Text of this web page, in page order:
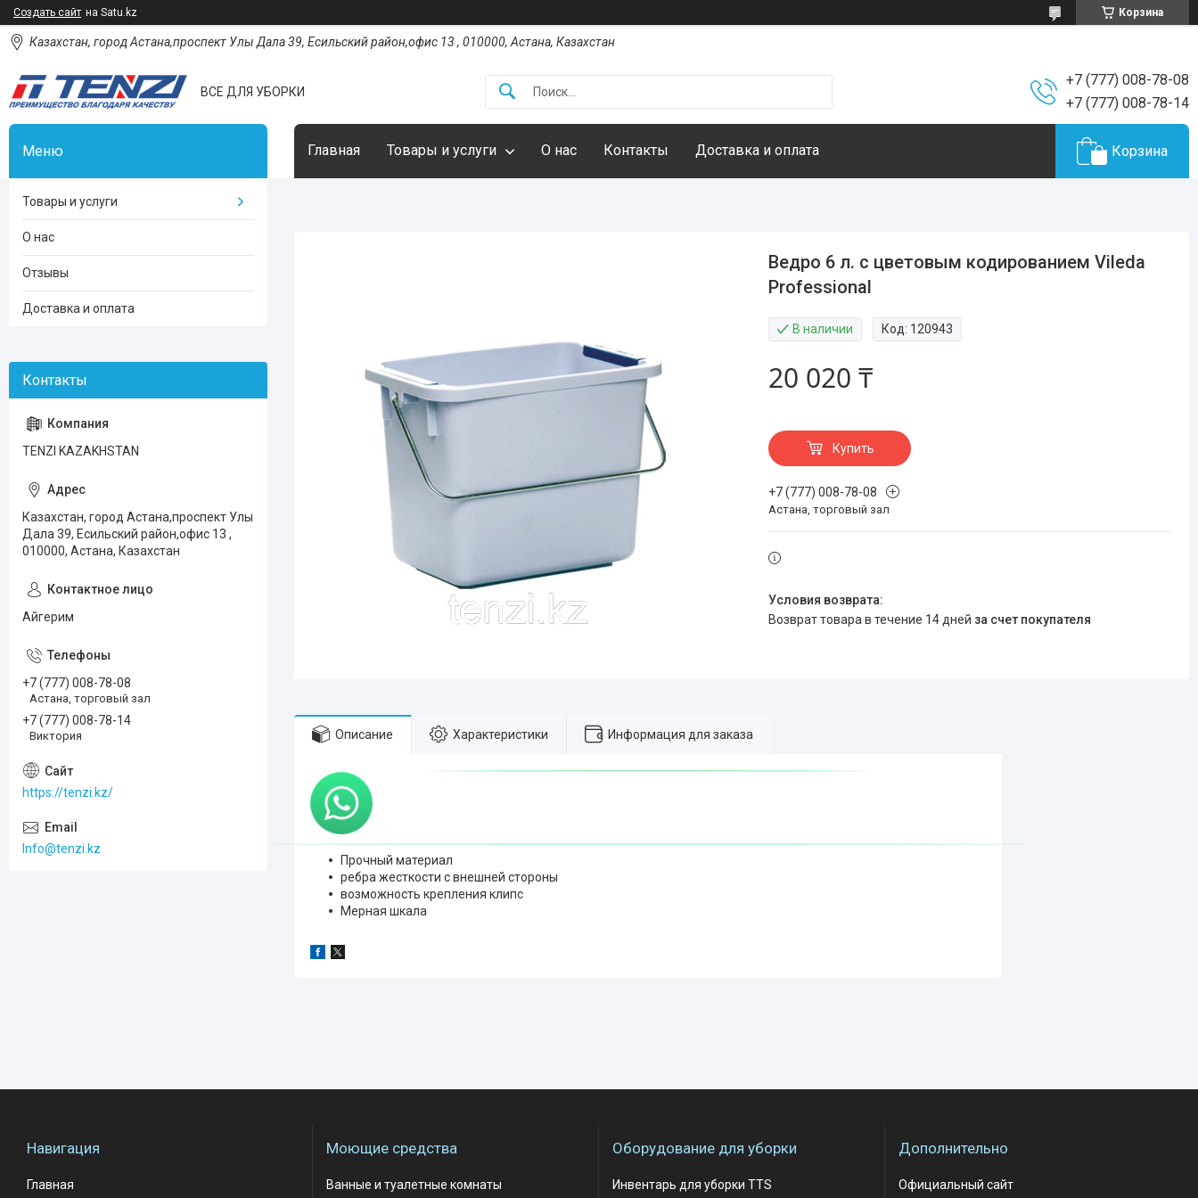
Создать сайт на Satu.kz Корзина
Казахстан, город Астана,проспект Улы Дала 39, Есильский район,офис 13 , 010000, Астана, Казахстан
ВСЕ ДЛЯ УБОРКИ
+7 (777) 008-78-08
+7 (777) 008-78-14
Главная Товары и услуги О нас Контакты Доставка и оплата Корзина
Ведро 6 л. с цветовым кодированием Vileda
Professional
В наличии Код: 120943
20 020 ₸
Купить
+7 (777) 008-78-08
Астана, торговый зал
возврат товара в течение 14 дней за счет покупателя
Описание Характеристики Информация для заказа
Прочный материал
ребра жесткости с внешней стороны
возможность крепления клипс
Мерная шкала
Товары и услуги
О нас
Отзывы
Доставка и оплата
TENZI KAZAKHSTAN
Казахстан, город Астана,проспект Улы
Дала 39, Есильский район,офис 13 ,
010000, Астана, Казахстан
Айгерим
+7 (777) 008-78-08
Астана, торговый зал
+7 (777) 008-78-14
Виктория
https://tenzi.kz/
Info@tenzi.kz
Навигация
Главная
Моющие средства
Ванные и туалетные комнаты
Оборудование для уборки
Инвентарь для уборки TTS
Дополнительно
Официальный сайт